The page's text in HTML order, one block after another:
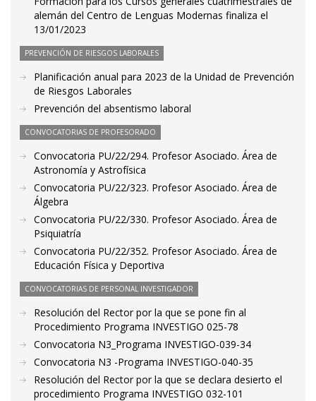
alemán del Centro de Lenguas Modernas finaliza el
13/01/2023
PREVENCIÓN DE RIESGOS LABORALES
Planificación anual para 2023 de la Unidad de Prevención
de Riesgos Laborales
Prevención del absentismo laboral
CONVOCATORIAS DE PROFESORADO
Convocatoria PU/22/294. Profesor Asociado. Área de
Astronomía y Astrofísica
Convocatoria PU/22/323. Profesor Asociado. Área de
Álgebra
Convocatoria PU/22/330. Profesor Asociado. Área de
Psiquiatría
Convocatoria PU/22/352. Profesor Asociado. Área de
Educación Física y Deportiva
CONVOCATORIAS DE PERSONAL INVESTIGADOR
Resolución del Rector por la que se pone fin al
Procedimiento Programa INVESTIGO 025-78
Convocatoria N3_Programa INVESTIGO-039-34
Convocatoria N3 -Programa INVESTIGO-040-35
Resolución del Rector por la que se declara desierto el
procedimiento Programa INVESTIGO 032-101